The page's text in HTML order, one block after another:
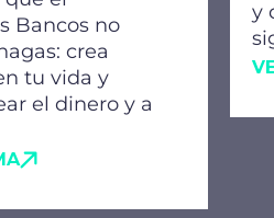
Bancos no
crea
tu vida y
el dinero y a
y